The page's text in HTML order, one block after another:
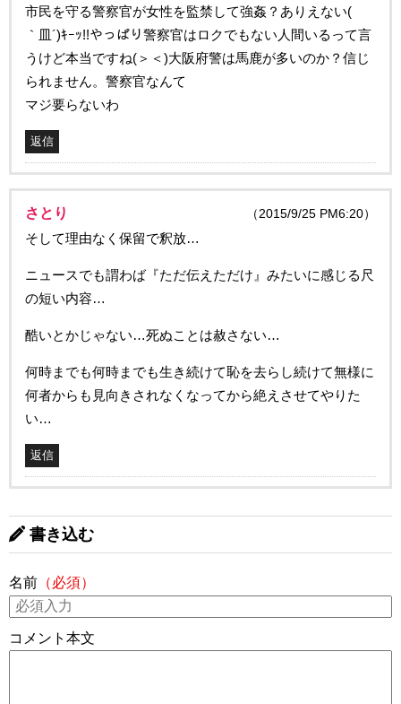
市民を守る警察官が女性を監禁して強姦？ありえない(
｀皿´)ｷｰｯ!!やっぱり警察官はロクでもない人間いるって言
うけど本当ですね(＞＜)大阪府警は馬鹿が多いのか？信じ
られません。警察官なんて
マジ要らないわ
返信
さとり （2015/9/25 PM6:20）
そして理由なく保留で釈放…
ニュースでも謂わば『ただ伝えただけ』みたいに感じる尺
の短い内容…
酷いとかじゃない…死ぬことは赦さない…
何時までも何時までも生き続けて恥を去らし続けて無様に
何者からも見向きされなくなってから絶えさせてやりた
い…
返信
書き込む
名前 （必須）
コメント本文